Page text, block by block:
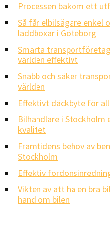
Processen bakom ett
Så får elbilsägare enkel
laddboxar i Göteborg
Smarta
världen effektivt
Snabb och säker
världen
Effektivt däckbyte för
Bilhandlare i Stockholm
kvalitet
Framtidens behov av
Stockholm
Effektiv
Vikten av att ha en bra
hand om bilen